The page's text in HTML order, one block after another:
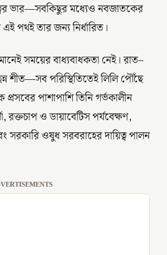
ভার—সবকিছুর মধ্যেও নবজাতকের
পথই তার জন্য নির্ধারিত।
সময়ের বাধ্যবাধকতা নেই। রাত–
শীত—সব পরিস্থিতিতেই লিলি পৌঁছে
প্রসবের পাশাপাশি তিনি গর্ভকালীন
রক্তচাপ ও ডায়াবেটিস পর্যবেক্ষণ,
সরকারি ওষুধ সরবরাহের দায়িত্ব পালন